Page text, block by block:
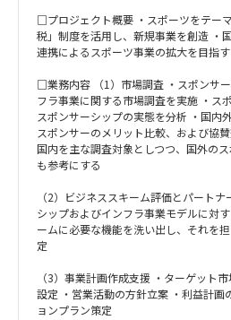
□プロジェクト概要 ・スポーツをテー
税」制度を活用し、新規事業を創造 ・
連携によるスポーツ事業の拡大を目指す
□業務内容 （1）市場調査 ・スポンサ
フラ事業に関する市場調査を実施 ・ス
スポンサーシップの実態を分析 ・国内
スポンサーのメリット比較、および協
国内を主な調査対象としつつ、国外の
も参考にする
（2）ビジネススキーム評価とパート
シップおよびインフラ事業モデルに対
ームに必要な機能を洗い出し、それを
定
（3）事業計画作成支援 ・ターゲット
設定 ・営業活動の方針立案 ・利益計画
ョンプラン策定